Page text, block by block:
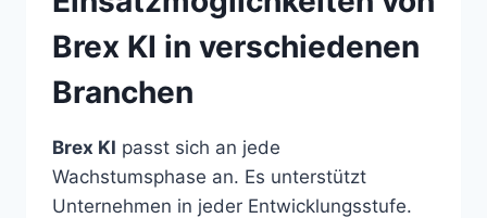
Brex KI in verschiedenen
Branchen
Brex KI passt sich an jede
Wachstumsphase an. Es unterstützt
Unternehmen in jeder Entwicklungsstufe.